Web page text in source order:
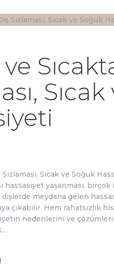
Sıcak ve Soğuk
hassasiyet yaşanması, birçok
meydana gelen
çıkabilir. Hem rahatsızlık
nedenlerini ve